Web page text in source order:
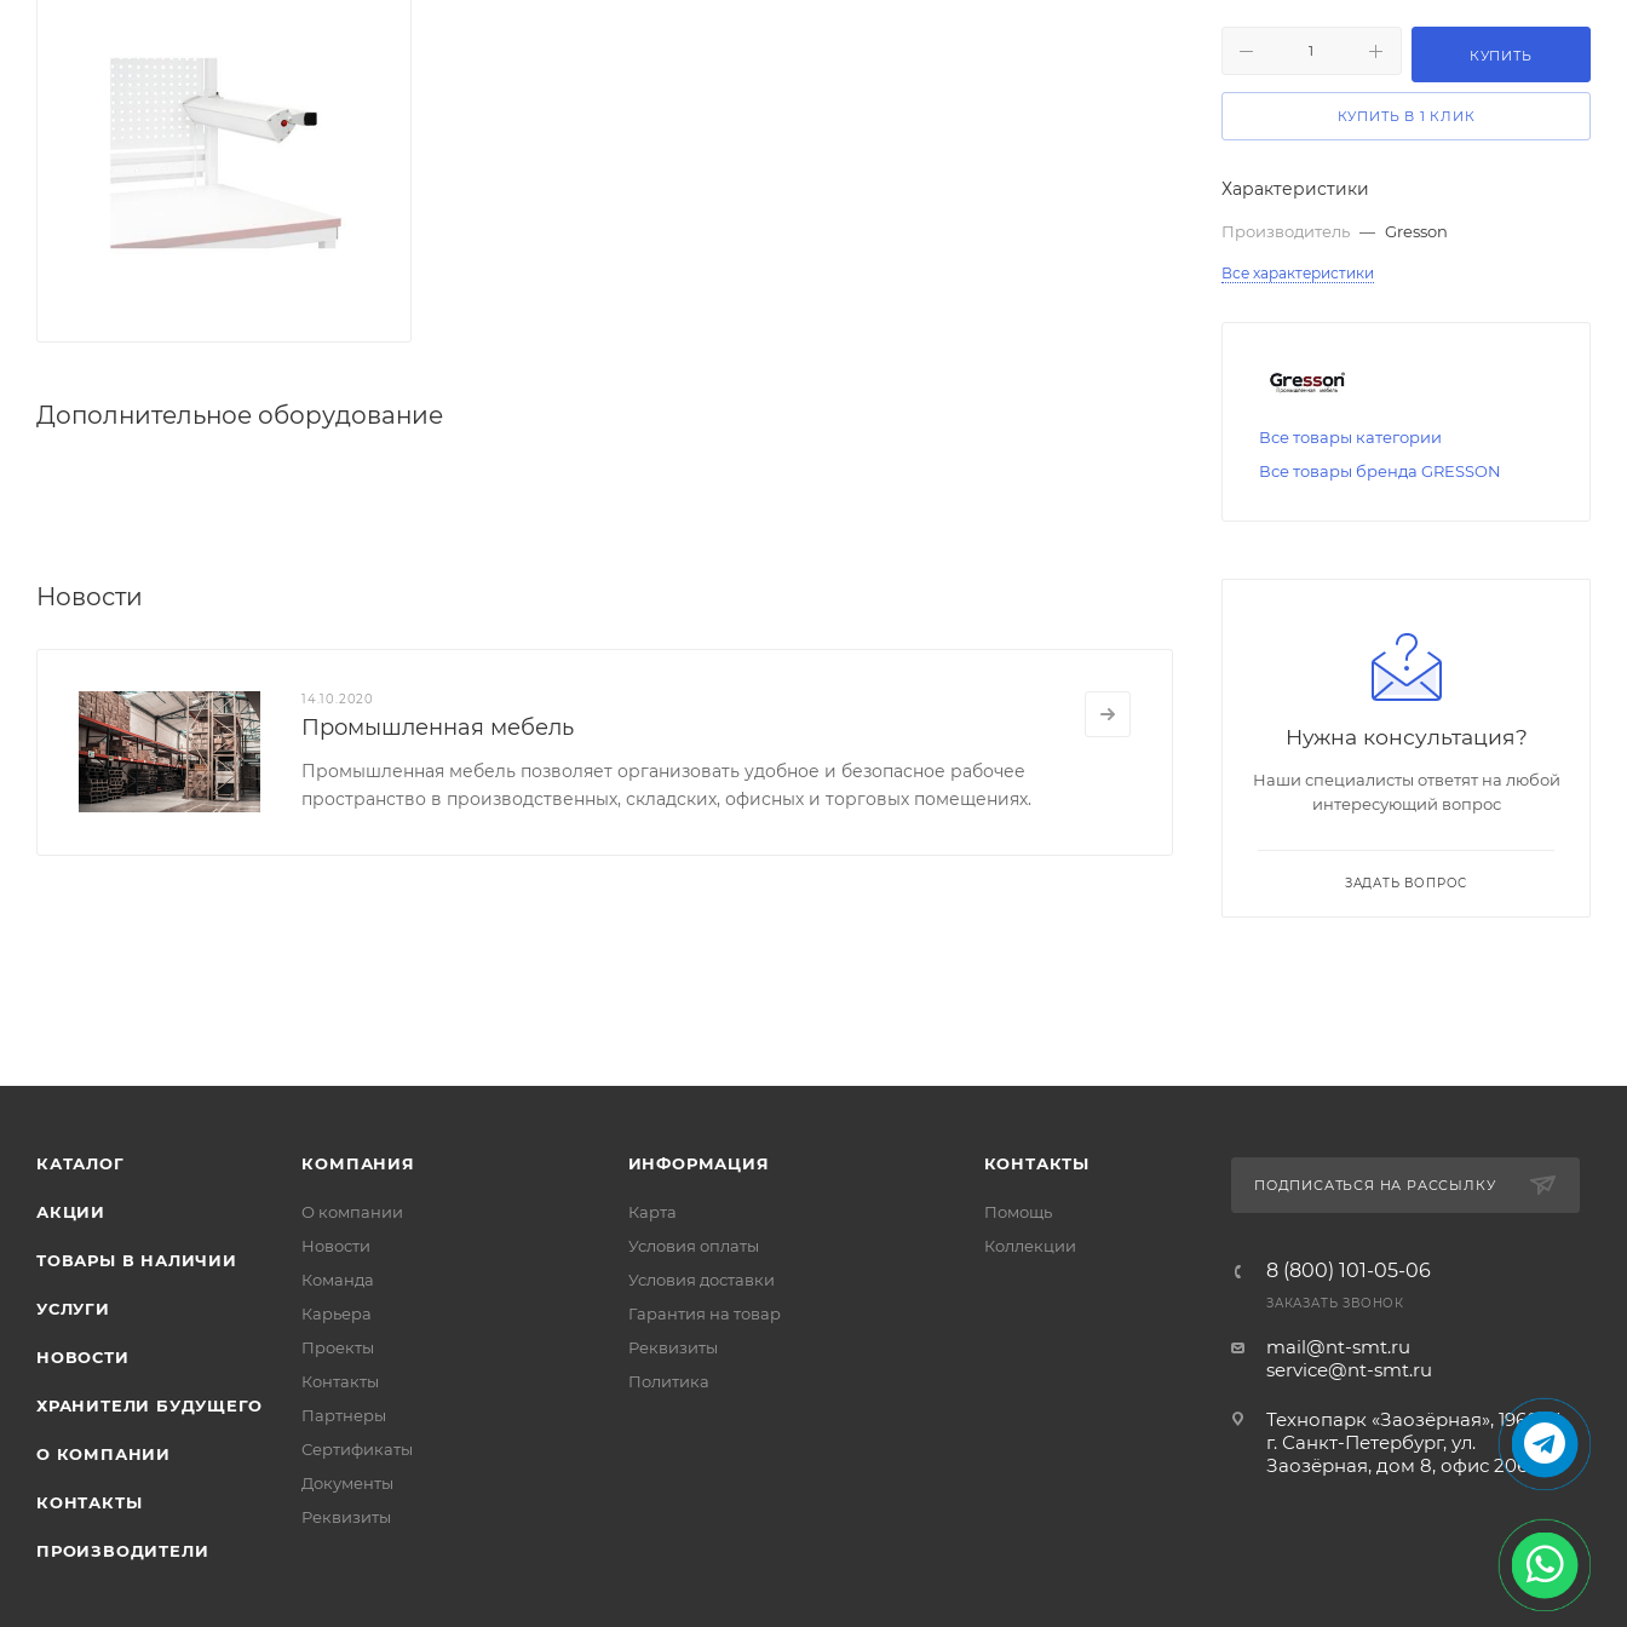
Дополнительное оборудование
Новости
14.10.2020
Промышленная мебель
Промышленная мебель позволяет организовать удобное и безопасное рабочее
пространство в производственных, складских, офисных и торговых помещениях.
КУПИТЬ
КУПИТЬ В 1 КЛИК
Характеристики
Производитель — Gresson
Все характеристики
Все товары категории
Все товары бренда GRESSON
Нужна консультация?
Наши специалисты ответят на любой
интересующий вопрос
ЗАДАТЬ ВОПРОС
КАТАЛОГ
АКЦИИ
ТОВАРЫ В НАЛИЧИИ
УСЛУГИ
НОВОСТИ
ХРАНИТЕЛИ БУДУЩЕГО
О КОМПАНИИ
КОНТАКТЫ
ПРОИЗВОДИТЕЛИ
КОМПАНИЯ
О компании
Новости
Команда
Карьера
Проекты
Контакты
Партнеры
Сертификаты
Документы
Реквизиты
ИНФОРМАЦИЯ
Карта
Условия оплаты
Условия доставки
Гарантия на товар
Реквизиты
Политика
КОНТАКТЫ
Помощь
Коллекции
ПОДПИСАТЬСЯ НА РАССЫЛКУ
8 (800) 101-05-06
ЗАКАЗАТЬ ЗВОНОК
mail@nt-smt.ru
service@nt-smt.ru
Технопарк «Заозёрная», 196084,
г. Санкт-Петербург, ул.
Заозёрная, дом 8, офис 206